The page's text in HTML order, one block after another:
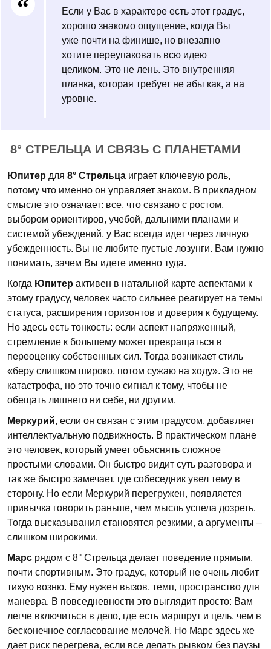
Если у Вас в характере есть этот градус,
хорошо знакомо ощущение, когда Вы
уже почти на финише, но внезапно
хотите переупаковать всю идею
целиком. Это не лень. Это внутренняя
планка, которая требует не абы как, а на
уровне.
8° СТРЕЛЬЦА И СВЯЗЬ С ПЛАНЕТАМИ
Юпитер для 8° Стрельца играет ключевую роль,
потому что именно он управляет знаком. В прикладном
смысле это означает: все, что связано с ростом,
выбором ориентиров, учебой, дальними планами и
системой убеждений, у Вас всегда идет через личную
убежденность. Вы не любите пустые лозунги. Вам нужно
понимать, зачем Вы идете именно туда.
Когда Юпитер активен в натальной карте аспектами к
этому градусу, человек часто сильнее реагирует на темы
статуса, расширения горизонтов и доверия к будущему.
Но здесь есть тонкость: если аспект напряженный,
стремление к большему может превращаться в
переоценку собственных сил. Тогда возникает стиль
«беру слишком широко, потом сужаю на ходу». Это не
катастрофа, но это точно сигнал к тому, чтобы не
обещать лишнего ни себе, ни другим.
Меркурий, если он связан с этим градусом, добавляет
интеллектуальную подвижность. В практическом плане
это человек, который умеет объяснять сложное
простыми словами. Он быстро видит суть разговора и
так же быстро замечает, где собеседник увел тему в
сторону. Но если Меркурий перегружен, появляется
привычка говорить раньше, чем мысль успела дозреть.
Тогда высказывания становятся резкими, а аргументы –
слишком широкими.
Марс рядом с 8° Стрельца делает поведение прямым,
почти спортивным. Это градус, который не очень любит
тихую возню. Ему нужен вызов, темп, пространство для
маневра. В повседневности это выглядит просто: Вам
легче включиться в дело, где есть маршрут и цель, чем в
бесконечное согласование мелочей. Но Марс здесь же
дает риск перегрева, если все делать рывком без паузы